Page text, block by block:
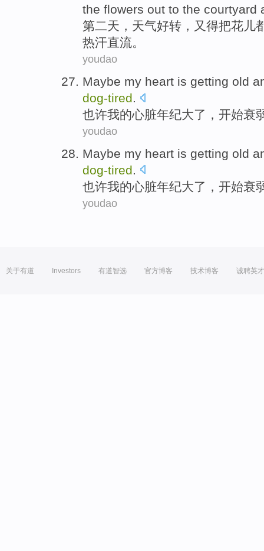
the flowers out to the courtyard
第二天 ， 天气好转， 又 得把花儿
热汗直流。
youdao
Maybe my heart is getting old
dog-tired.
也许我的心脏年纪大了 ，开始衰
youdao
Maybe my heart is getting old
dog-tired
也许我的心脏年纪大了 ，开始衰
youdao
关于有道 Investors 有道智选 官方博客 技术博客 诚聘英才